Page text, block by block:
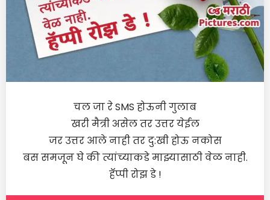
चल जा रे SMS होऊनी गुलाब
खरी मैत्री असेल तर उत्तर येईल
जर उत्तर आले नाही तर दु:खी होऊ नकोस
बस समजून घे की त्यांच्याकडे माझ्यासाठी वेळ नाही.
हॅप्पी रोझ डे !